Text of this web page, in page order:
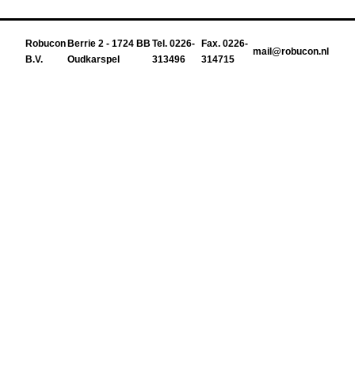
Robucon
B.V.
Berrie 2 - 1724 BB
Oudkarspel
Tel. 0226-
313496
Fax. 0226-
314715
mail@robucon.nl